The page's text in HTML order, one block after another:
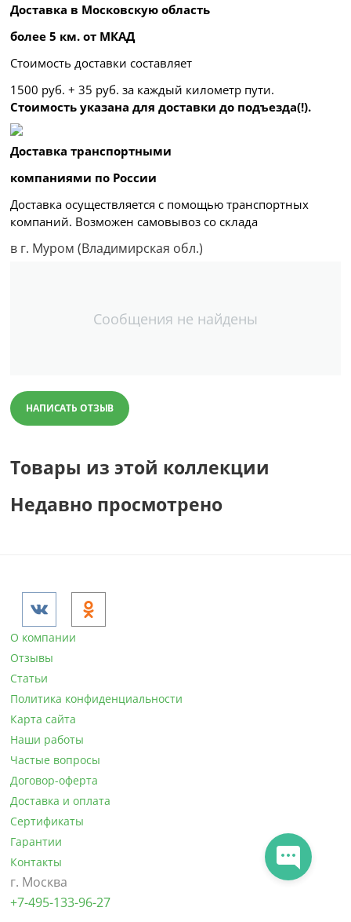
Доставка в Московскую область
более 5 км. от МКАД
Стоимость доставки составляет
1500 руб. + 35 руб. за каждый километр пути.
Стоимость указана для доставки до подъезда(!).
Доставка транспортными
компаниями по России
Доставка осуществляется с помощью транспортных
компаний. Возможен самовывоз со склада
в г. Муром (Владимирская обл.)
Сообщения не найдены
НАПИСАТЬ ОТЗЫВ
Товары из этой коллекции
Недавно просмотрено
О компании
Отзывы
Статьи
Политика конфиденциальности
Карта сайта
Наши работы
Частые вопросы
Договор-оферта
Доставка и оплата
Сертификаты
Гарантии
Контакты
г. Москва
+7-495-133-96-27